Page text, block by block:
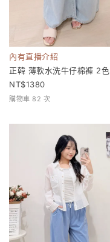
內有直播介紹
正韓 薄軟水洗牛仔棉褲 2色
1380
購物車 82 次